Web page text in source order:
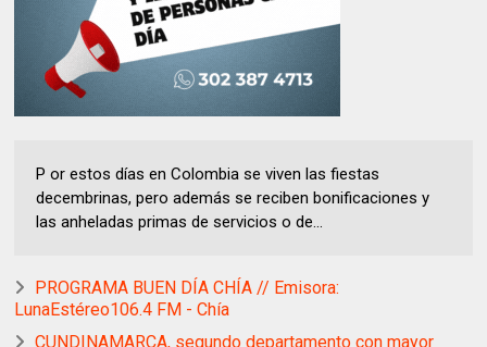
P or estos días en Colombia se viven las fiestas
decembrinas, pero además se reciben bonificaciones y
las anheladas primas de servicios o de...
PROGRAMA BUEN DÍA CHÍA // Emisora:
LunaEstéreo106.4 FM - Chía
CUNDINAMARCA, segundo departamento con mayor